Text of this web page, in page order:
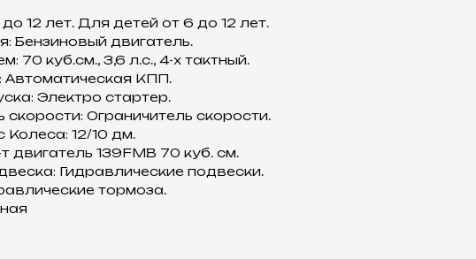
12 лет. Для детей от 6 до 12 лет.
Бензиновый двигатель.
70 куб.см., 3,6 л.с., 4-х тактный.
Автоматическая КПП.
Электро стартер.
скорости: Ограничитель скорости.
Колеса: 12/10 дм.
двигатель 139FMB 70 куб. см.
Гидравлические подвески.
тормоза.